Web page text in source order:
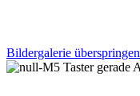
Bildergalerie überspringen